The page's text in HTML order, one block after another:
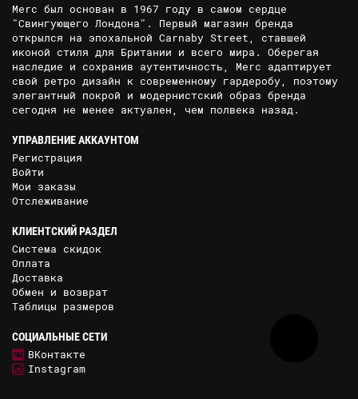
Merc был основан в 1967 году в самом сердце
"Свингующего Лондона". Первый магазин бренда
открылся на эпохальной Carnaby Street, ставшей
иконой стиля для Британии и всего мира. Оберегая
наследие и сохранив аутентичность, Merc адаптирует
свой ретро дизайн к современному гардеробу, поэтому
элегантный покрой и модернистский образ бренда
сегодня не менее актуален, чем полвека назад.
УПРАВЛЕНИЕ АККАУНТОМ
Регистрация
Войти
Мои заказы
Отслеживание
КЛИЕНТСКИЙ РАЗДЕЛ
Система скидок
Оплата
Доставка
Обмен и возврат
Таблицы размеров
СОЦИАЛЬНЫЕ СЕТИ
ВКонтакте
Instagram